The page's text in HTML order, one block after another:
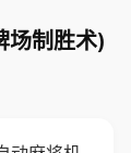
场制胜术)